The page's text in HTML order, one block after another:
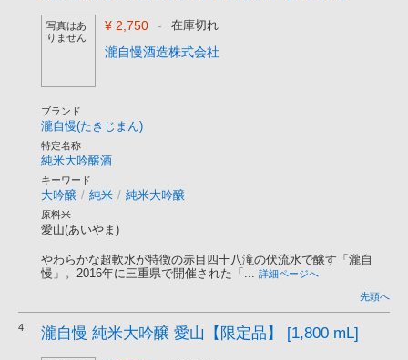
写真はあ
りません
¥ 2,750 - 在庫切れ
瀧自慢酒造株式会社
ブランド
瀧自慢(たきじまん)
特定名称
純米大吟醸酒
キーワード
大吟醸 / 純米 / 純米大吟醸
原料米
愛山(あいやま)
やわらかな超軟水が特徴の赤目四十八滝の伏流水で醸す「瀧自
慢」。2016年に三重県で開催された「... 詳細ページへ
先頭へ
4. 瀧自慢 純米大吟醸 愛山【限定品】 [1,800 mL]